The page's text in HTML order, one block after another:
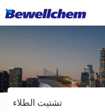
تشتيت الطلاء